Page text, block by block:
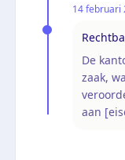
14 februari
De
zaak,
aan